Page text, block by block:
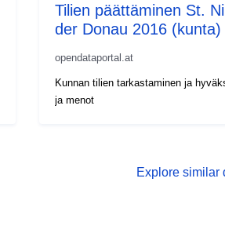
Tilien päättäminen St.
der Donau 2016 (kunta)
opendataportal.at
Kunnan tilien tarkastaminen ja
ja menot
Explore similar